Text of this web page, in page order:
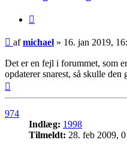
Indlæg
afmichael » 16. jan 2019,
Det er en fejl i forummet, som
opdaterer snarest, så skulle den
974
Indlæg: 1998
Tilmeldt: 28. feb 2009,